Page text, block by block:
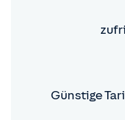
Günstige